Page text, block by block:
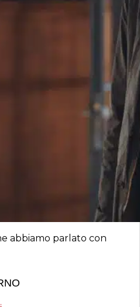
abbiamo parlato con